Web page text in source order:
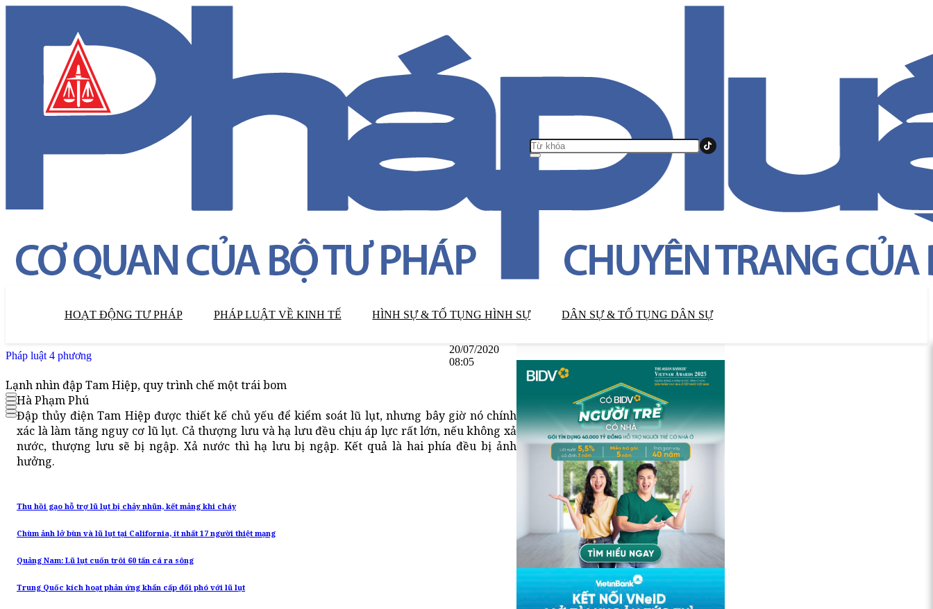
HOẠT ĐỘNG TƯ PHÁP PHÁP LUẬT VỀ KINH TẾ HÌNH SỰ & TỐ TỤNG HÌNH SỰ DÂN SỰ & TỐ TỤNG DÂN SỰ
Pháp luật 4 phương
20/07/2020
08:05
Lạnh nhìn đập Tam Hiệp, quy trình chế một trái bom
Hà Phạm Phú
Đập thủy điện Tam Hiệp được thiết kế chủ yếu để kiểm soát lũ lụt, nhưng bây giờ nó chính
xác là làm tăng nguy cơ lũ lụt. Cả thượng lưu và hạ lưu đều chịu áp lực rất lớn, nếu không xả
nước, thượng lưu sẽ bị ngập. Xả nước thì hạ lưu bị ngập. Kết quả là hai phía đều bị ảnh
hưởng.
Thu hồi gạo hỗ trợ lũ lụt bị chảy nhũn, kết mảng khi cháy
Chùm ảnh lở bùn và lũ lụt tại California, ít nhất 17 người thiệt mạng
Quảng Nam: Lũ lụt cuốn trôi 60 tấn cá ra sông
Trung Quốc kích hoạt phản ứng khẩn cấp đối phó với lũ lụt